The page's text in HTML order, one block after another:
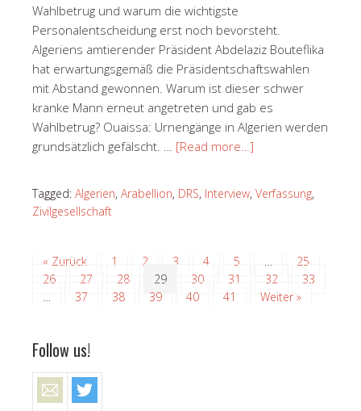
Wahlbetrug und warum die wichtigste
Personalentscheidung erst noch bevorsteht.
Algeriens amtierender Präsident Abdelaziz Bouteflika
hat erwartungsgemäß die Präsidentschaftswahlen
mit Abstand gewonnen. Warum ist dieser schwer
kranke Mann erneut angetreten und gab es
Wahlbetrug? Ouaissa: Urnengänge in Algerien werden
grundsätzlich gefälscht. … [Read more…]
Tagged: Algerien, Arabellion, DRS, Interview, Verfassung,
Zivilgesellschaft
« Zurück 1 2 3 4 5
25
26
27 28 29 30 31 32
33
37 38 39 40 41 Weiter »
Follow us!